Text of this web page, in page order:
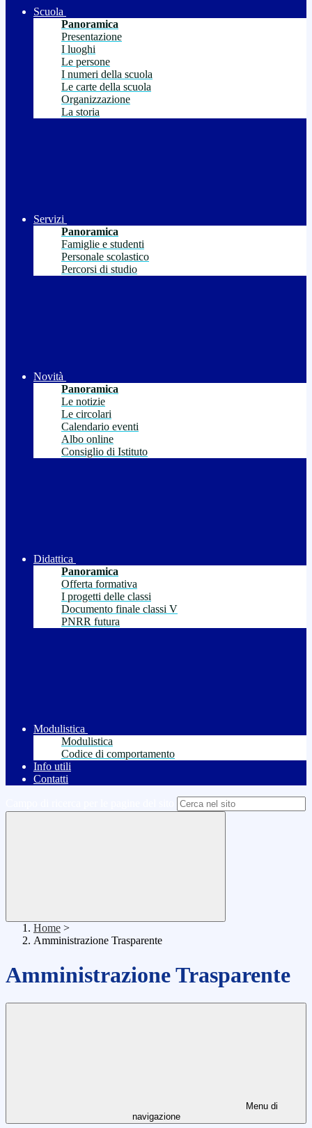
Scuola
Panoramica
Presentazione
I luoghi
Le persone
I numeri della scuola
Le carte della scuola
Organizzazione
La storia
Servizi
Panoramica
Famiglie e studenti
Personale scolastico
Percorsi di studio
Novità
Panoramica
Le notizie
Le circolari
Calendario eventi
Albo online
Consiglio di Istituto
Didattica
Panoramica
Offerta formativa
I progetti delle classi
Documento finale classi V
PNRR futura
Modulistica
Modulistica
Codice di comportamento
Info utili
Contatti
Home >
Amministrazione Trasparente
Amministrazione Trasparente
Menu di
navigazione